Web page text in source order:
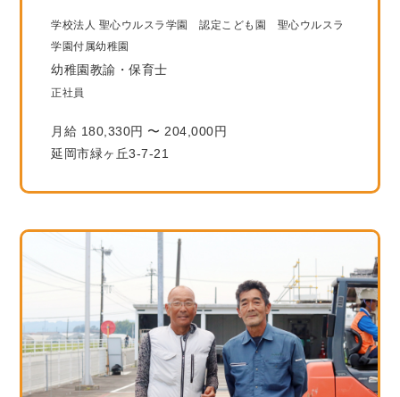
学校法人 聖心ウルスラ学園 認定こども園 聖心ウルスラ
学園付属幼稚園
幼稚園教諭・保育士
正社員
月給 180,330円 〜 204,000円
延岡市緑ヶ丘3-7-21